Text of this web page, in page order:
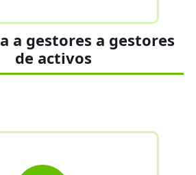
a gestores a gestores
de activos